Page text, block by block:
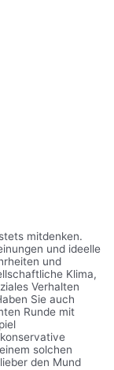
mitdenken.
und ideelle
und
Klima,
Verhalten
Sie auch
Runde mit
solchen
den Mund